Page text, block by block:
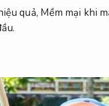
quả, Mềm mại khi